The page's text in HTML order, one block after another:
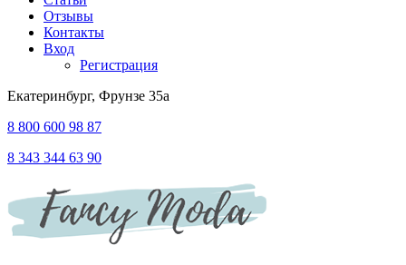
Отзывы
Контакты
Вход
Регистрация
Екатеринбург, Фрунзе 35а
8 800 600 98 87
8 343 344 63 90